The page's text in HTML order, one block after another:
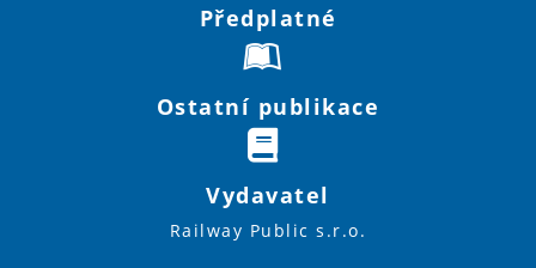
Předplatné
Ostatní publikace
Vydavatel
Railway Public s.r.o.